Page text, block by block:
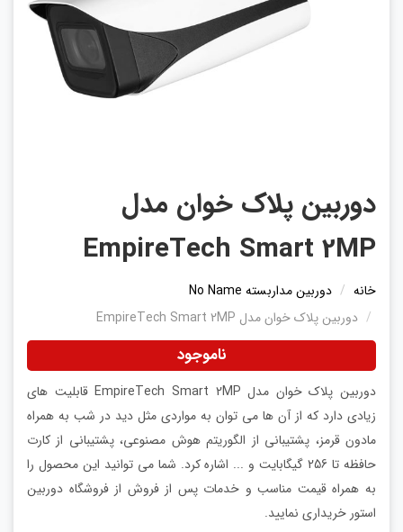
دوربین پلاک خوان مدل
EmpireTech Smart 2MP
خانه
دوربین مداربسته No Name
دوربین پلاک خوان مدل EmpireTech Smart 2MP
ناموجود
دوربین پلاک خوان مدل EmpireTech Smart 2MP قابلیت های
زیادی دارد که از آن ها می توان به مواردی مثل دید در شب به همراه
مادون قرمز، پشتیبانی از الگوریتم هوش مصنوعی، پشتیبانی از کارت
حافظه تا 256 گیگابایت و ... اشاره کرد. شما می توانید این محصول را
به همراه قیمت مناسب و خدمات پس از فروش از فروشگاه دوربین
استور خریداری نمایید.